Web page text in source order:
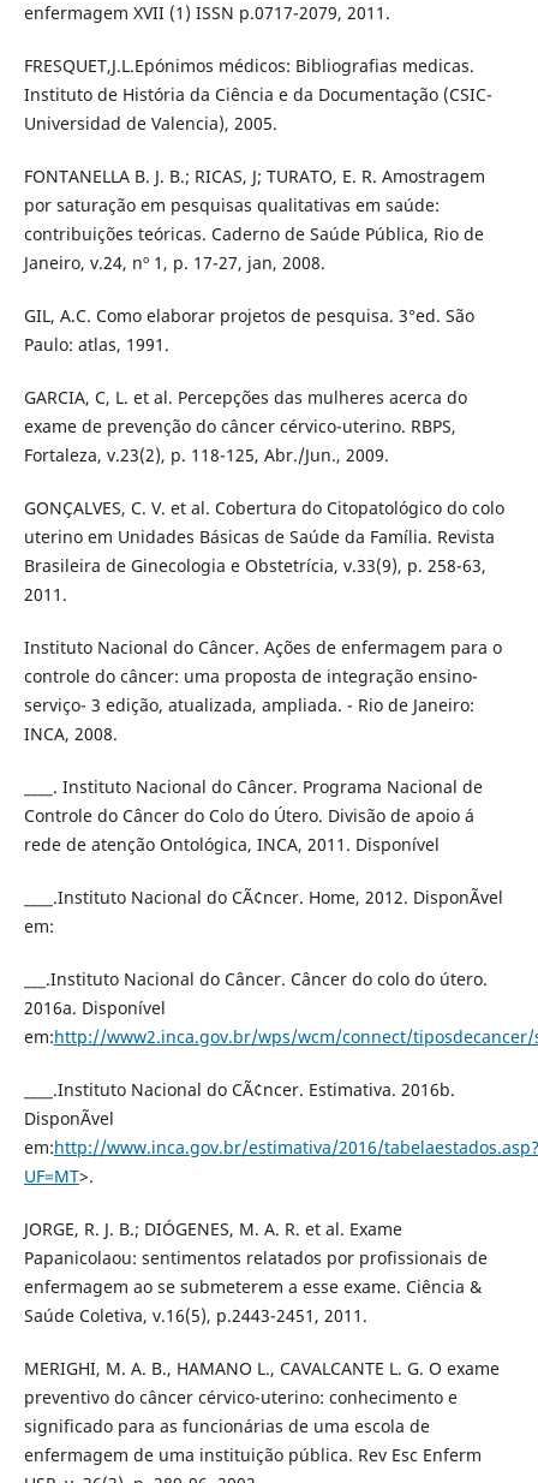
enfermagem XVII (1) ISSN p.0717-2079, 2011.
FRESQUET,J.L.Epónimos médicos: Bibliografias medicas.
Instituto de História da Ciência e da Documentação (CSIC-
Universidad de Valencia), 2005.
FONTANELLA B. J. B.; RICAS, J; TURATO, E. R. Amostragem
por saturação em pesquisas qualitativas em saúde:
contribuições teóricas. Caderno de Saúde Pública, Rio de
Janeiro, v.24, nº 1, p. 17-27, jan, 2008.
GIL, A.C. Como elaborar projetos de pesquisa. 3°ed. São
Paulo: atlas, 1991.
GARCIA, C, L. et al. Percepções das mulheres acerca do
exame de prevenção do câncer cérvico-uterino. RBPS,
Fortaleza, v.23(2), p. 118-125, Abr./Jun., 2009.
GONÇALVES, C. V. et al. Cobertura do Citopatológico do colo
uterino em Unidades Básicas de Saúde da Família. Revista
Brasileira de Ginecologia e Obstetrícia, v.33(9), p. 258-63,
2011.
Instituto Nacional do Câncer. Ações de enfermagem para o
controle do câncer: uma proposta de integração ensino-
serviço- 3 edição, atualizada, ampliada. - Rio de Janeiro:
INCA, 2008.
____. Instituto Nacional do Câncer. Programa Nacional de
Controle do Câncer do Colo do Útero. Divisão de apoio á
rede de atenção Ontológica, INCA, 2011. Disponível
____.Instituto Nacional do CÃ¢ncer. Home, 2012. DisponÃ­vel
em:
___.Instituto Nacional do Câncer. Câncer do colo do útero.
2016a. Disponível
em:http://www2.inca.gov.br/wps/wcm/connect/
____.Instituto Nacional do CÃ¢ncer. Estimativa. 2016b.
DisponÃ­vel
em:http://www.inca.gov.br/estimativa/2016/tabelaestados.asp?
UF=MT>.
JORGE, R. J. B.; DIÓGENES, M. A. R. et al. Exame
Papanicolaou: sentimentos relatados por profissionais de
enfermagem ao se submeterem a esse exame. Ciência &
Saúde Coletiva, v.16(5), p.2443-2451, 2011.
MERIGHI, M. A. B., HAMANO L., CAVALCANTE L. G. O exame
preventivo do câncer cérvico-uterino: conhecimento e
significado para as funcionárias de uma escola de
enfermagem de uma instituição pública. Rev Esc Enferm